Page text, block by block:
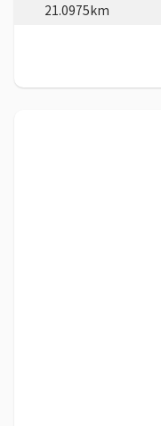
21.0975km